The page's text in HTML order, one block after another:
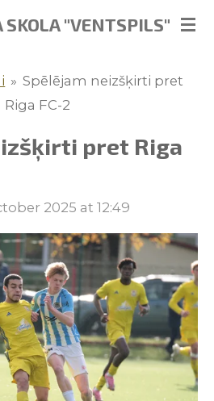
SKOLA "VENTSPILS"
» Spēlējam neizšķirti pret
Riga FC-2
pret Riga
2025 at 12:49